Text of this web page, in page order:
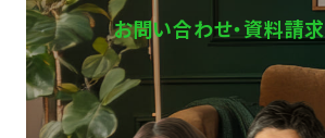
お問い合わせ・資料請求